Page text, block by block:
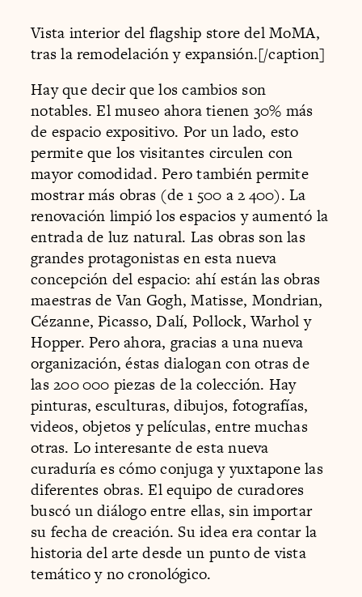
Vista interior del flagship store del MoMA,
tras la remodelación y expansión.[/caption]
Hay que decir que los cambios son
notables. El museo ahora tienen 30% más
de espacio expositivo. Por un lado, esto
permite que los visitantes circulen con
mayor comodidad. Pero también permite
mostrar más obras (de 1 500 a 2 400). La
renovación limpió los espacios y aumentó la
entrada de luz natural. Las obras son las
grandes protagonistas en esta nueva
concepción del espacio: ahí están las obras
maestras de Van Gogh, Matisse, Mondrian,
Cézanne, Picasso, Dalí, Pollock, Warhol y
Hopper. Pero ahora, gracias a una nueva
organización, éstas dialogan con otras de
las 200 000 piezas de la colección. Hay
pinturas, esculturas, dibujos, fotografías,
videos, objetos y películas, entre muchas
otras. Lo interesante de esta nueva
curaduría es cómo conjuga y yuxtapone las
diferentes obras. El equipo de curadores
buscó un diálogo entre ellas, sin importar
su fecha de creación. Su idea era contar la
historia del arte desde un punto de vista
temático y no cronológico.